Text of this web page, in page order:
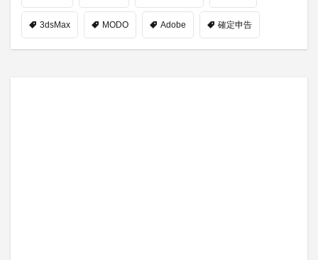
3dsMax MODO Adobe 確定申告